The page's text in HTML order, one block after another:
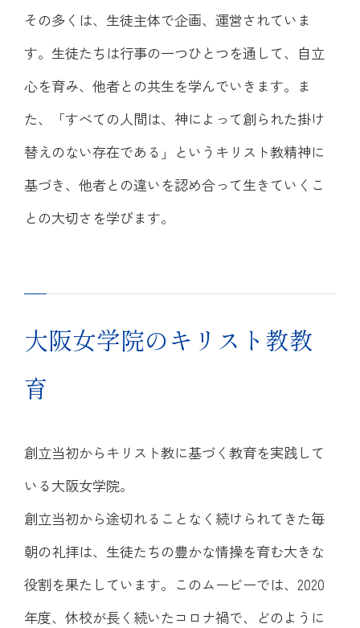
その多くは、生徒主体で企画、運営されていま
す。生徒たちは行事の一つひとつを通して、自立
心を育み、他者との共生を学んでいきます。ま
た、「すべての人間は、神によって創られた掛け
替えのない存在である」というキリスト教精神に
基づき、他者との違いを認め合って生きていくこ
との大切さを学びます。
大阪女学院のキリスト教教
育
創立当初からキリスト教に基づく教育を実践して
いる大阪女学院。
創立当初から途切れることなく続けられてきた毎
朝の礼拝は、生徒たちの豊かな情操を育む大きな
役割を果たしています。このムービーでは、2020
年度、休校が長く続いたコロナ禍で、どのように